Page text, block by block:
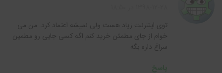
توی اینترنت زیاد هست ولی نمیشه اعتماد کرد. من می
خوام از جای مطمئن خرید کنم اگه کسی جایی رو مطمین
سراغ داره بگه